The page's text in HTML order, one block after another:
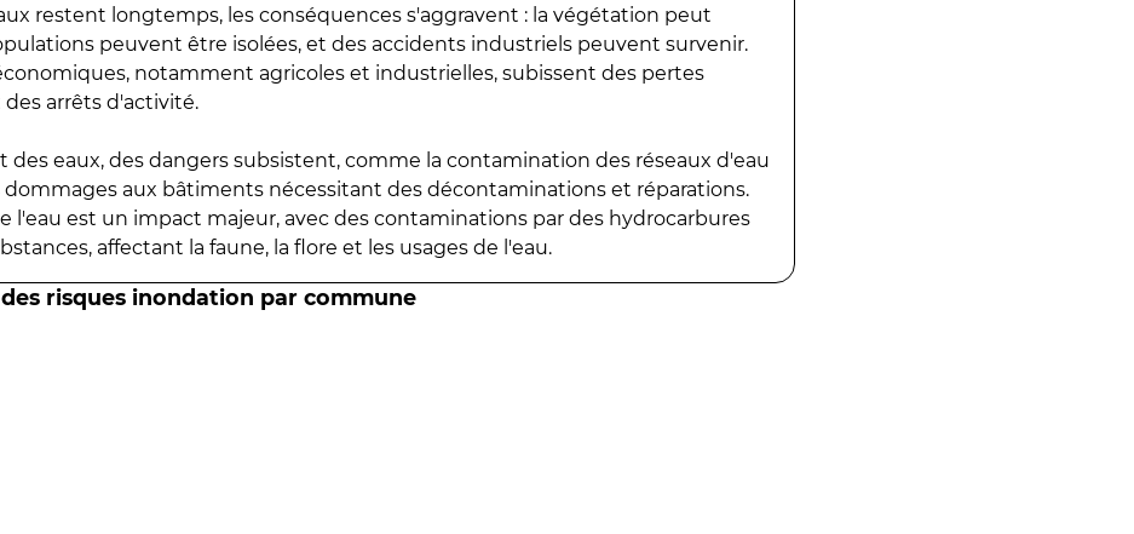
restent longtemps, les conséquences s'aggravent : la végétation peut
peuvent être isolées, et des accidents industriels peuvent survenir.
notamment agricoles et industrielles, subissent des pertes
arrêts d'activité.
des eaux, des dangers subsistent, comme la contamination des réseaux d'eau
dommages aux bâtiments nécessitant des décontaminations et réparations.
l'eau est un impact majeur, avec des contaminations par des hydrocarbures
affectant la faune, la flore et les usages de l'eau.
risques inondation par commune